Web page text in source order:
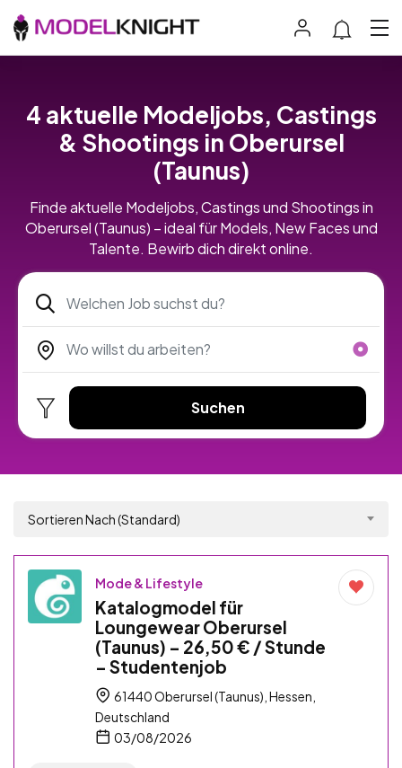
4 aktuelle Modeljobs, Castings
& Shootings in Oberursel
(Taunus)
Finde aktuelle Modeljobs, Castings und Shootings in
Oberursel (Taunus) – ideal für Models, New Faces und
Talente. Bewirb dich direkt online.
Suchen
Sortieren Nach (Standard)
Mode & Lifestyle
Katalogmodel für
Loungewear Oberursel
(Taunus) – 26,50 € / Stunde
– Studentenjob
61440 Oberursel (Taunus), Hessen,
Deutschland
03/08/2026